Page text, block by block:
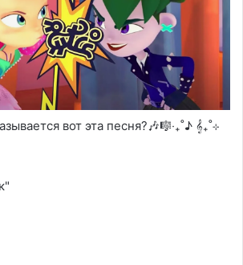
вот эта песня?🎶🎼‧₊˚♪ 𝄞₊˚⊹